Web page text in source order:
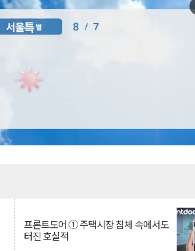
프론트도어 ① 주택시장 침체 속에서도
터진 호실적